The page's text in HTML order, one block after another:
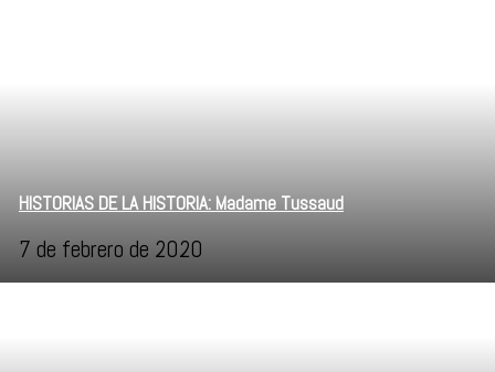
HISTORIAS DE LA HISTORIA: Madame Tussaud
7 de febrero de 2020